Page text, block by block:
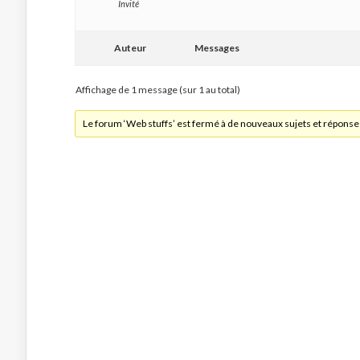
Invité
Auteur Messages
Affichage de 1 message (sur 1 au total)
Le forum ‘Web stuffs’ est fermé à de nouveaux sujets et